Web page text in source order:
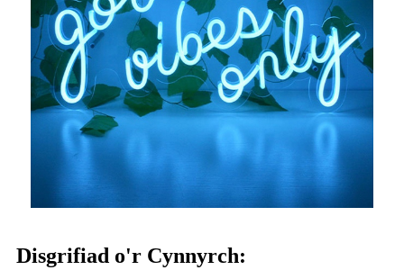
Disgrifiad o'r Cynnyrch: